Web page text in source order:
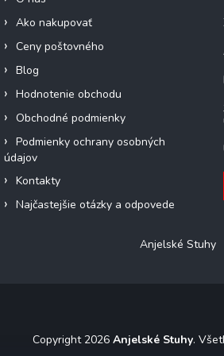
Ako nakupovať
Ceny poštovného
Blog
Hodnotenie obchodu
Obchodné podmienky
Podmienky ochrany osobných
údajov
Kontakty
Najčastejšie otázky a odpovede
Anjelské Stuhy
Copyright 2026 Anjelské Stuhy.